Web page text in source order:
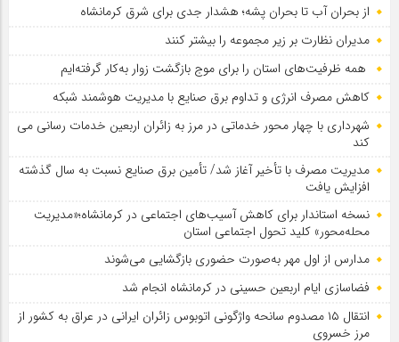
از بحران آب تا بحران پشه؛ هشدار جدی برای شرق کرمانشاه
مدیران نظارت بر زیر مجموعه را بیشتر کنند
همه ظرفیت‌های استان را برای موج بازگشت زوار به‌کار گرفته‌ایم
کاهش مصرف انرژی و تداوم برق صنایع با مدیریت هوشمند شبکه
شهرداری با چهار محور خدماتی در مرز به زائران اربعین خدمات رسانی می
کند
مدیریت مصرف با تأخیر آغاز شد/ تأمین برق صنایع نسبت به سال گذشته
افزایش یافت
نسخه استاندار برای کاهش آسیب‌های اجتماعی در کرمانشاه؛«مدیریت
محله‌محور» کلید تحول اجتماعی استان
مدارس از اول مهر به‌صورت حضوری بازگشایی می‌شوند
فضاسازی ایام اربعین حسینی در کرمانشاه انجام شد
انتقال ۱۵ مصدوم سانحه واژگونی اتوبوس زائران ایرانی در عراق به کشور از
مرز خسروی